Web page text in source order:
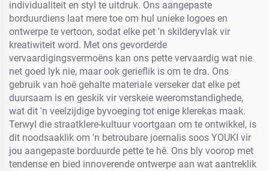
individualiteit en styl te uitdruk. Ons aangepaste
borduurdiens laat mere toe om hul unieke logoes en
ontwerpe te vertoon, sodat elke pet 'n skilderyvlak vir
kreatiwiteit word. Met ons gevorderde
vervaardigingsvermoëns kan ons pette vervaardig wat nie
net goed lyk nie, maar ook gerieflik is om te dra. Ons
gebruik van hoë gehalte materiale verseker dat elke pet
duursaam is en geskik vir verskeie weeromstandighede,
wat dit 'n veelzijdige byvoeging tot enige klerekas maak.
Terwyl die straatklere-kultuur voortgaan om te ontwikkel, is
dit noodsaaklik om 'n betroubare joernalis soos YOUKI vir
jou aangepaste borduurde pette te hê. Ons bly voorop met
tendense en bied innoverende ontwerpe aan wat aantreklik